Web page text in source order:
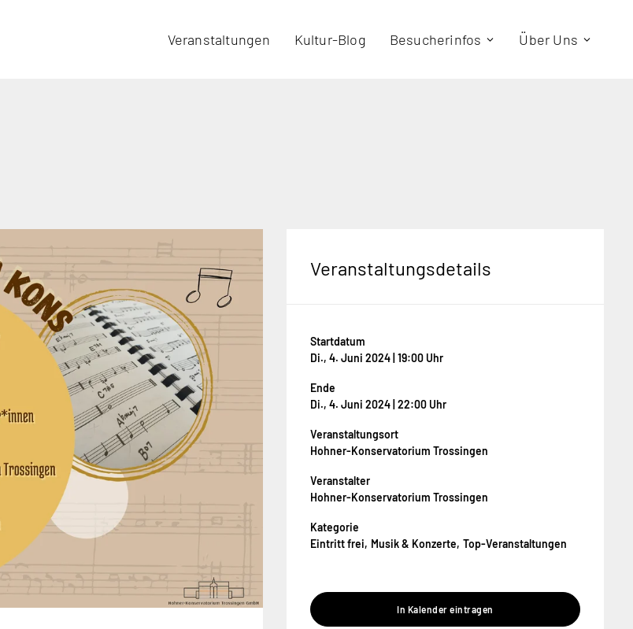
Veranstaltungen Kultur-Blog Besucherinfos Über Uns
Veranstaltungsdetails
Startdatum
Di., 4. Juni 2024 | 19:00 Uhr
Ende
Di., 4. Juni 2024 | 22:00 Uhr
Veranstaltungsort
Hohner-Konservatorium Trossingen
Veranstalter
Hohner-Konservatorium Trossingen
Kategorie
Eintritt frei Musik & Konzerte Top-Veranstaltungen
In Kalender eintragen